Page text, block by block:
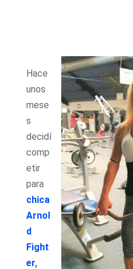
Hace
unos
mese
s
decidí
comp
etir
para
chica
Arnol
d
Fight
er,